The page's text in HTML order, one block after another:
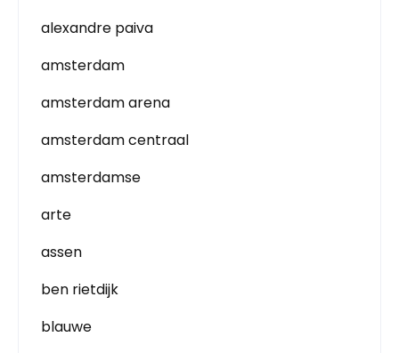
alexandre paiva
amsterdam
amsterdam arena
amsterdam centraal
amsterdamse
arte
assen
ben rietdijk
blauwe